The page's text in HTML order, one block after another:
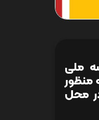
به شماره ثبت 6590 و شناسه ملی
منظور
ساختمان اداری 5 طبقه در محل